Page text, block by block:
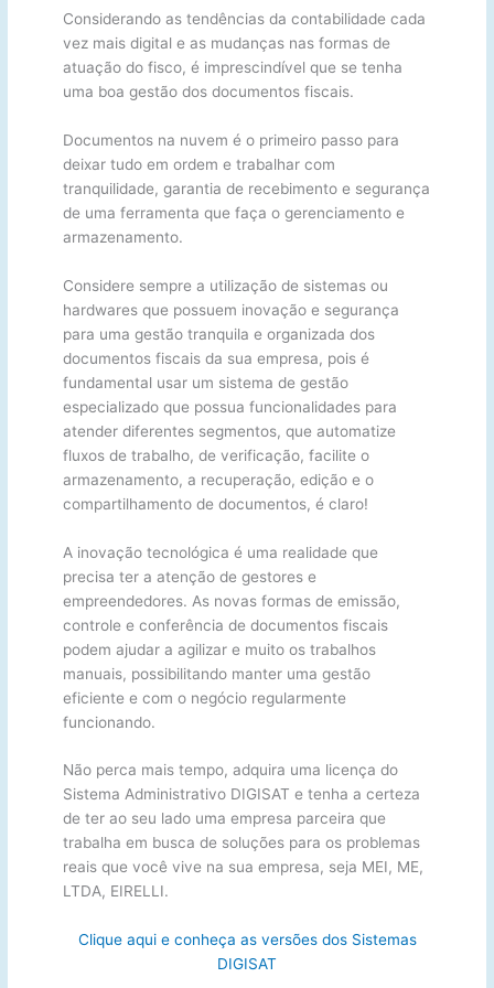
Considerando as tendências da contabilidade cada
vez mais digital e as mudanças nas formas de
atuação do fisco, é imprescindível que se tenha
uma boa gestão dos documentos fiscais.
Documentos na nuvem é o primeiro passo para
deixar tudo em ordem e trabalhar com
tranquilidade, garantia de recebimento e segurança
de uma ferramenta que faça o gerenciamento e
armazenamento.
Considere sempre a utilização de sistemas ou
hardwares que possuem inovação e segurança
para uma gestão tranquila e organizada dos
documentos fiscais da sua empresa, pois é
fundamental usar um sistema de gestão
especializado que possua funcionalidades para
atender diferentes segmentos, que automatize
fluxos de trabalho, de verificação, facilite o
armazenamento, a recuperação, edição e o
compartilhamento de documentos, é claro!
A inovação tecnológica é uma realidade que
precisa ter a atenção de gestores e
empreendedores. As novas formas de emissão,
controle e conferência de documentos fiscais
podem ajudar a agilizar e muito os trabalhos
manuais, possibilitando manter uma gestão
eficiente e com o negócio regularmente
funcionando.
Não perca mais tempo, adquira uma licença do
Sistema Administrativo DIGISAT e tenha a certeza
de ter ao seu lado uma empresa parceira que
trabalha em busca de soluções para os problemas
reais que você vive na sua empresa, seja MEI, ME,
LTDA, EIRELLI.
Clique aqui e conheça as versões dos Sistemas
DIGISAT